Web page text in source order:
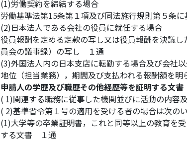
(1)労働契約を締結する場合
労働基準法第15条第１項及び同法施行規則第５条
(2)日本法人である会社の役員に就任する場合
役員報酬を定める定款の写し又は役員報酬を決議
員会の議事録）の写し １通
(3)外国法人内の日本支店に転勤する場合及び会社
地位（担当業務），期間及び支払われる報酬額を
申請人の学歴及び職歴その他経歴等を証明する文書
( 1)関連する職務に従事した機関並びに活動の内
( 2)基準省令第１号の適用を受ける者の場合は次の
(1)大学等の卒業証明書，これと同等以上の教育を
する文書 １通